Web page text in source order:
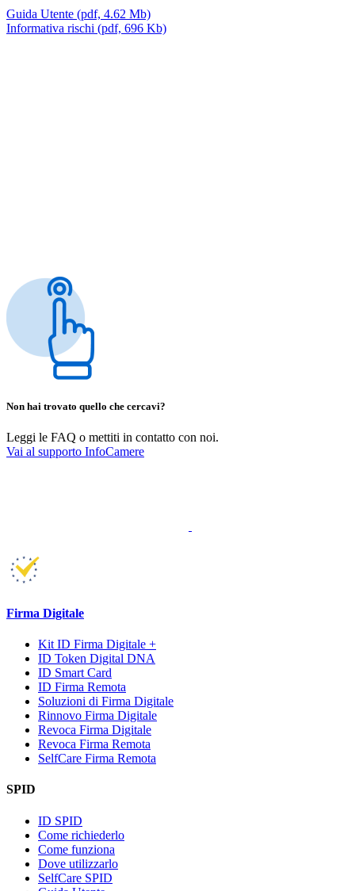
Guida Utente (pdf, 4.62 Mb)
Informativa rischi (pdf, 696 Kb)
Non hai trovato quello che cercavi?
Leggi le FAQ o mettiti in contatto con noi.
Vai al supporto InfoCamere
Firma Digitale
Kit ID Firma Digitale +
ID Token Digital DNA
ID Smart Card
ID Firma Remota
Soluzioni di Firma Digitale
Rinnovo Firma Digitale
Revoca Firma Digitale
Revoca Firma Remota
SelfCare Firma Remota
SPID
ID SPID
Come richiederlo
Come funziona
Dove utilizzarlo
SelfCare SPID